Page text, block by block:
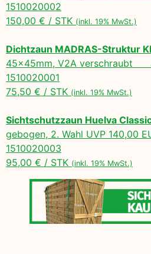
1510020002
150,00 € / STK (inkl. 19% MwSt.)
Dichtzaun MADRAS-Struktur
45x45mm, V2A verschraubt
1510020001
75,50 € / STK (inkl. 19% MwSt.)
Sichtschutzzaun Huelva
gebogen, 2. Wahl UVP
1510020003
95,00 € / STK (inkl. 19% MwSt.)